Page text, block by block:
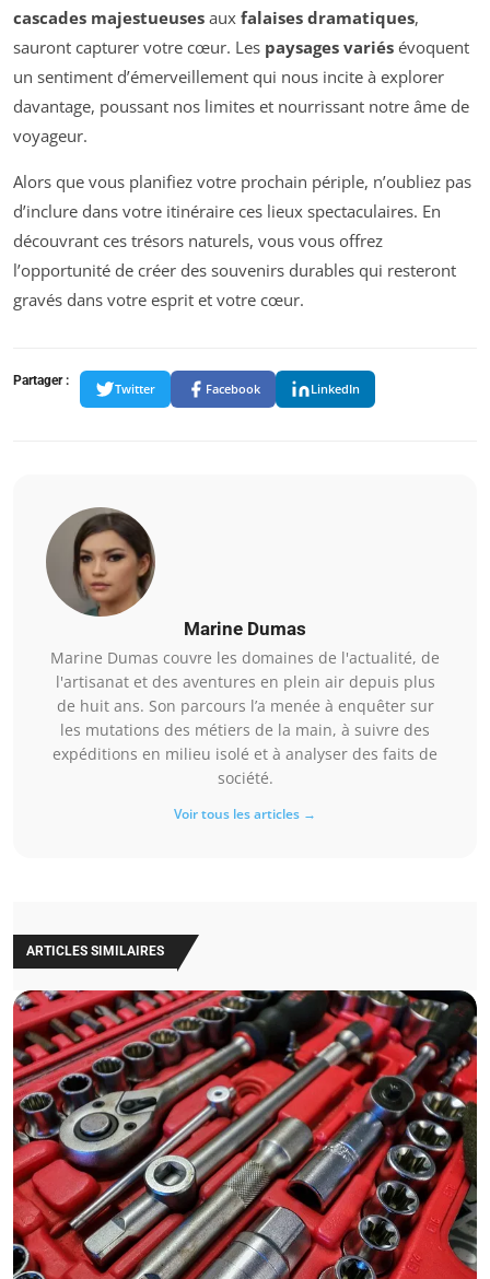
cascades majestueuses aux falaises dramatiques,
sauront capturer votre cœur. Les paysages variés évoquent
un sentiment d’émerveillement qui nous incite à explorer
davantage, poussant nos limites et nourrissant notre âme de
voyageur.
Alors que vous planifiez votre prochain périple, n’oubliez pas
d’inclure dans votre itinéraire ces lieux spectaculaires. En
découvrant ces trésors naturels, vous vous offrez
l’opportunité de créer des souvenirs durables qui resteront
gravés dans votre esprit et votre cœur.
Partager :
Twitter Facebook LinkedIn
Marine Dumas
Marine Dumas couvre les domaines de l'actualité, de
l'artisanat et des aventures en plein air depuis plus
de huit ans. Son parcours l’a menée à enquêter sur
les mutations des métiers de la main, à suivre des
expéditions en milieu isolé et à analyser des faits de
société.
Voir tous les articles →
ARTICLES SIMILAIRES